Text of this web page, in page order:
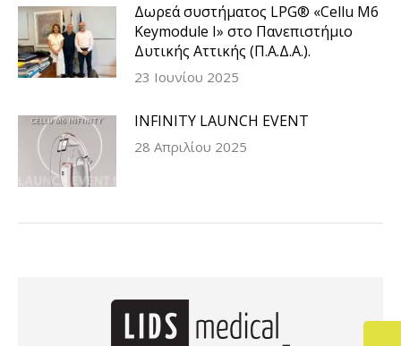
Δωρεά συστήματος LPG® «Cellu M6
Keymodule I» στο Πανεπιστήμιο
Δυτικής Αττικής (Π.Α.Δ.Α.).
23 Ιουνίου 2025
INFINITY LAUNCH EVENT
28 Απριλίου 2025